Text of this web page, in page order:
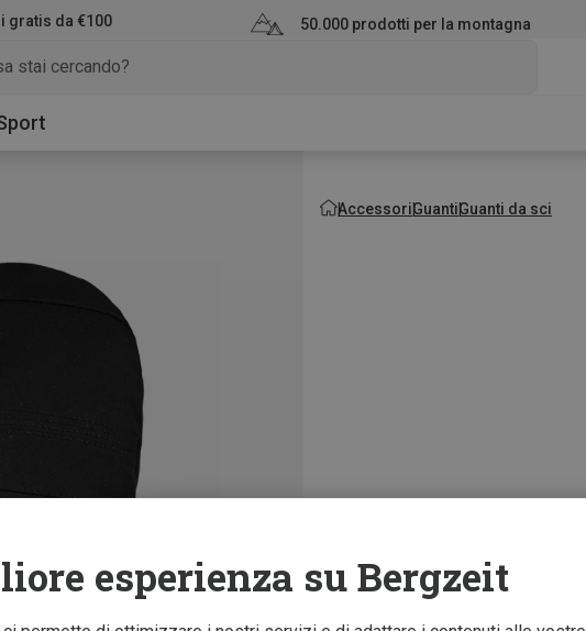
gratis da €100 50.000 prodotti per la montagna
AccessoriGuantiGuanti da sci
esperienza su Bergzeit